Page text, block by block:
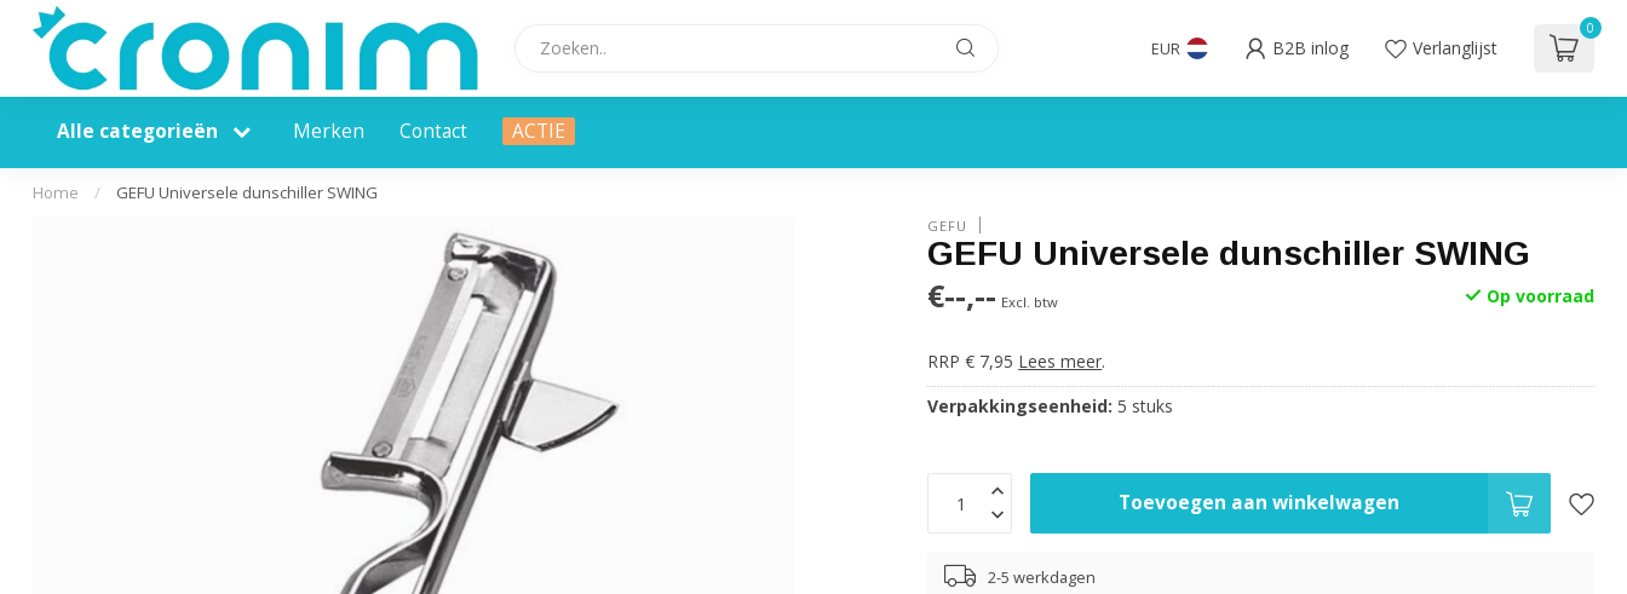
EUR B2B inlog Verlanglijst
0
Alle categorieën Merken Contact ACTIE
Home / GEFU Universele dunschiller SWING
GEFU
GEFU Universele dunschiller SWING
€--,-- Excl. btw Op voorraad
RRP € 7,95 Lees meer.
Verpakkingseenheid: 5 stuks
Toevoegen aan winkelwagen
2-5 werkdagen